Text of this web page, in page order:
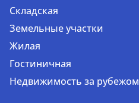
Складская
Земельные участки
Жилая
Гостиничная
Недвижимость за рубежом